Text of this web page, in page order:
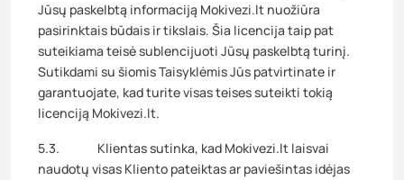
Jūsų paskelbtą informaciją Mokivezi.lt nuožiūra
pasirinktais būdais ir tikslais. Šia licencija taip pat
suteikiama teisė sublencijuoti Jūsų paskelbtą turinį.
Sutikdami su šiomis Taisyklėmis Jūs patvirtinate ir
garantuojate, kad turite visas teises suteikti tokią
licenciją Mokivezi.lt.
5.3. Klientas sutinka, kad Mokivezi.lt laisvai
naudotų visas Kliento pateiktas ar paviešintas idėjas